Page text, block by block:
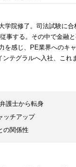
学院修了。司法試験に
事する。その中で金融
を感じ、PE業界へのキ
ンテグラルへ入社、これ
護士から転身
ッチアップ
の関係性